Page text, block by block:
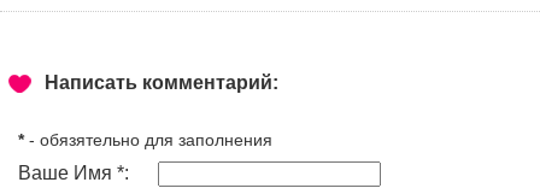
Написать комментарий:
*- обязятельно для заполнения
Ваше Имя *: